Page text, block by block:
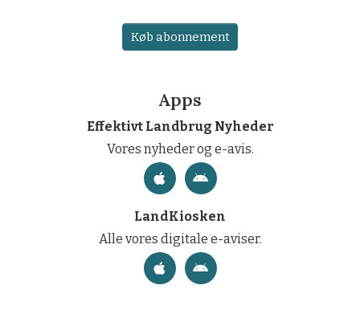
Køb abonnement
Apps
Effektivt Landbrug Nyheder
Vores nyheder og e-avis.
LandKiosken
Alle vores digitale e-aviser.